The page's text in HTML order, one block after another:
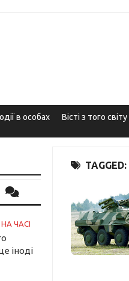
в особах Вісті з того світу
TAGGED:
НА ЧАСІ
іноді